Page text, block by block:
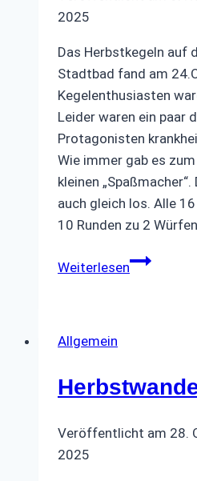
2025
Das Herbstkegeln auf
Stadtbad fand am
Kegelenthusiasten
Leider waren ein paar
Protagonisten
Wie immer gab es
kleinen
auch gleich los. Alle
10 Runden zu 2
Weiterlesen
Allgemein
Veröffentlicht am 28.
2025